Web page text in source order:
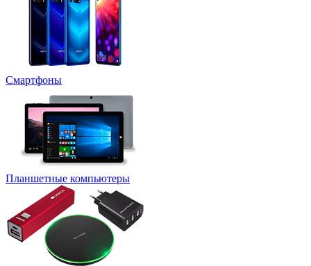
Смартфоны
Планшетные компьютеры